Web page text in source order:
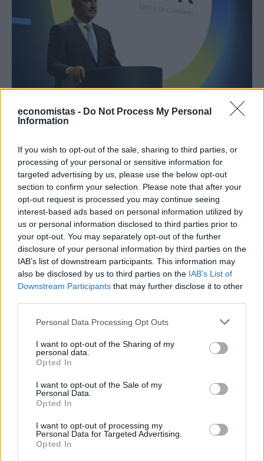
economistas - Do Not Process My Personal
Information
If you wish to opt-out of the sale, sharing to third parties, or
processing of your personal or sensitive information for
targeted advertising by us, please use the below opt-out
section to confirm your selection. Please note that after your
opt-out request is processed you may continue seeing
interest-based ads based on personal information utilized by
us or personal information disclosed to third parties prior to
your opt-out. You may separately opt-out of the further
disclosure of your personal information by third parties on the
IAB’s list of downstream participants. This information may
also be disclosed by us to third parties on the IAB’s List of
Downstream Participants that may further disclose it to other
Personal Data Processing Opt Outs
I want to opt-out of the Sharing of my
personal data.
Opted In
I want to opt-out of the Sale of my
Personal Data.
Opted In
I want to opt-out of processing my
Personal Data for Targeted Advertising.
Opted In
AKTOR: Συμφωνία με τη Motor Oil για την
Ο Όμιλος AKTOR υπέγραψε δεσμευτική συμφωνία με τη Motor Oil
για την έμμεση απόκτηση του 75% των εταιρειών ΗΛΕΚΤΩΡ και
THALIS, ενισχύοντας τις δραστηριότητες του Ομίλου στην κυκλική
οικονομία και τον κύκλο του νερού.
NEWSROOM/05 Αυγ 2026
Τι είναι το «φαινόμενο του κραγιόν» στο
οποίο πόνταρε η L’Oréal
να αισθανθείτε καλύτερα; Αν ναι, δεν είστε οι μόνοι. Το «φαινόμενο
του κραγιόν» περιγράφει ακριβώς αυτή την τάση των